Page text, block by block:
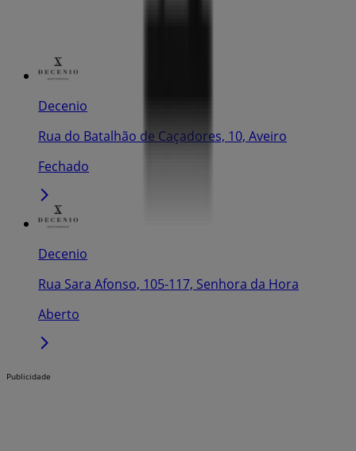
Decenio
Rua do Batalhão de Caçadores, 10, Aveiro
Fechado
Decenio
Rua Sara Afonso, 105-117, Senhora da Hora
Aberto
Publicidade